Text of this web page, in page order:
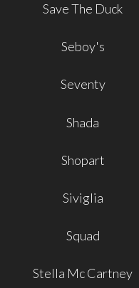
Save The Duck
Seboy's
Seventy
Shada
Shopart
Siviglia
Squad
Stella Mc Cartney